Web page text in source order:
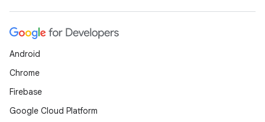
Android
Chrome
Firebase
Google Cloud Platform